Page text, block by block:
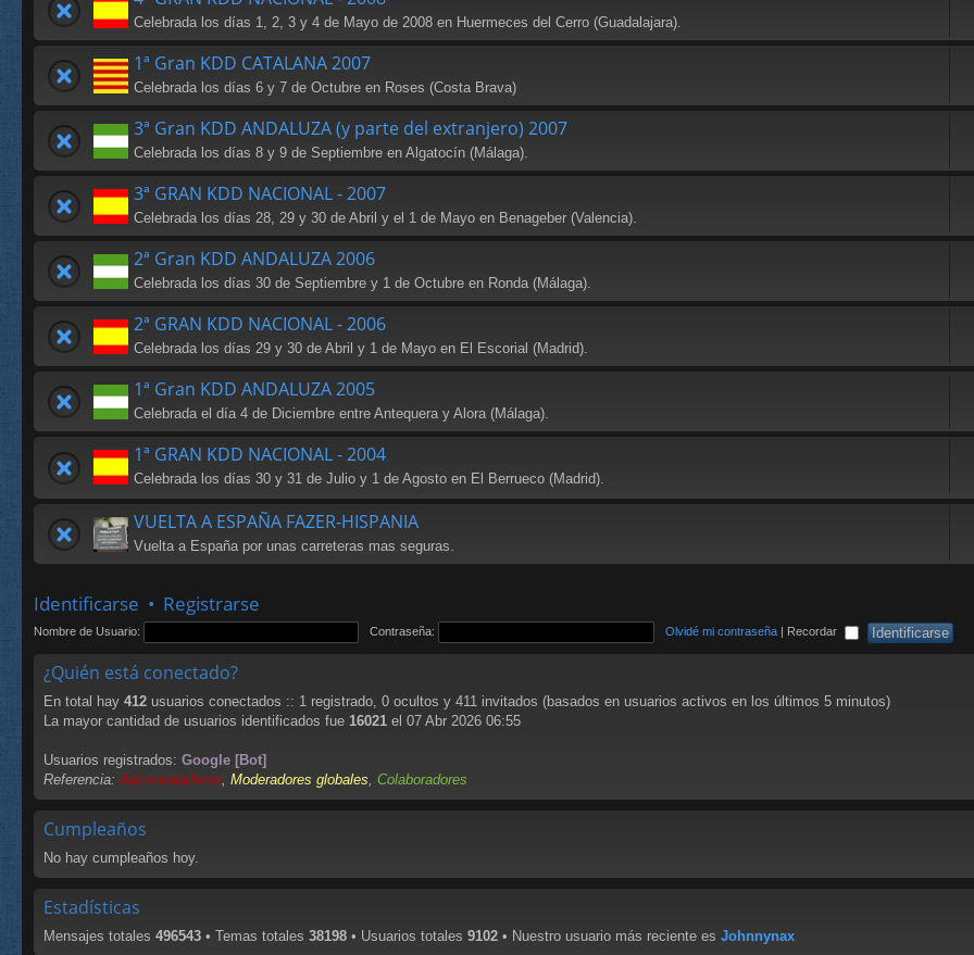
Celebrada los días 1, 2, 3 y 4 de Mayo de 2008 en Huermeces del Cerro (Guadalajara).
1ª Gran KDD CATALANA 2007
Celebrada los días 6 y 7 de Octubre en Roses (Costa Brava)
3ª Gran KDD ANDALUZA (y parte del extranjero) 2007
Celebrada los días 8 y 9 de Septiembre en Algatocín (Málaga).
3ª GRAN KDD NACIONAL - 2007
Celebrada los días 28, 29 y 30 de Abril y el 1 de Mayo en Benageber (Valencia).
2ª Gran KDD ANDALUZA 2006
Celebrada los días 30 de Septiembre y 1 de Octubre en Ronda (Málaga).
2ª GRAN KDD NACIONAL - 2006
Celebrada los días 29 y 30 de Abril y 1 de Mayo en El Escorial (Madrid).
1ª Gran KDD ANDALUZA 2005
Celebrada el día 4 de Diciembre entre Antequera y Alora (Málaga).
1ª GRAN KDD NACIONAL - 2004
Celebrada los días 30 y 31 de Julio y 1 de Agosto en El Berrueco (Madrid).
VUELTA A ESPAÑA FAZER-HISPANIA
Vuelta a España por unas carreteras mas seguras.
Identificarse • Registrarse
Nombre de Usuario: Contraseña: Olvidé mi contraseña | Recordar
¿Quién está conectado?
En total hay 412 usuarios conectados :: 1 registrado, 0 ocultos y 411 invitados (basados en usuarios activos en los últimos 5 minutos)
La mayor cantidad de usuarios identificados fue 16021 el 07 Abr 2026 06:55
Usuarios registrados: Google [Bot]
Referencia:Administradores, Moderadores globales, Colaboradores
Cumpleaños
No hay cumpleaños hoy.
Estadísticas
Mensajes totales 496543 • Temas totales 38198 • Usuarios totales 9102 • Nuestro usuario más reciente es Johnnynax